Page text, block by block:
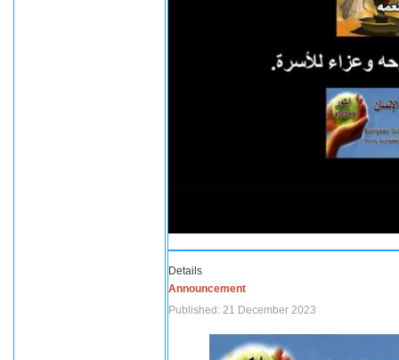
Details
Announcement
Published: 21 December 2023